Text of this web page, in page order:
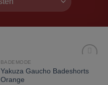
Wunschliste
BADEMODE
Yakuza Gaucho Badeshorts
Orange